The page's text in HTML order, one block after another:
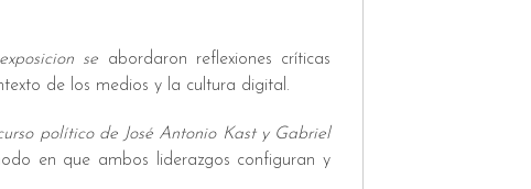
se abordaron reflexiones críticas
de los medios y la cultura digital.
político de José Antonio Kast y Gabriel
en que ambos liderazgos configuran y